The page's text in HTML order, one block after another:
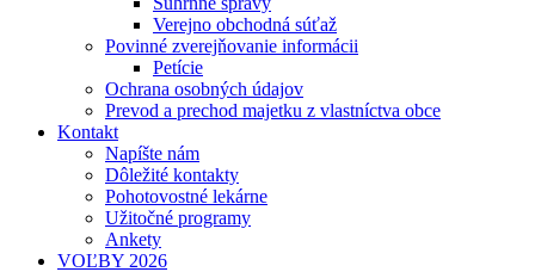
Verejno obchodná súťaž
Povinné zverejňovanie informácii
Petície
Ochrana osobných údajov
Prevod a prechod majetku z vlastníctva obce
Kontakt
Napíšte nám
Dôležité kontakty
Pohotovostné lekárne
Užitočné programy
Ankety
VOĽBY 2026